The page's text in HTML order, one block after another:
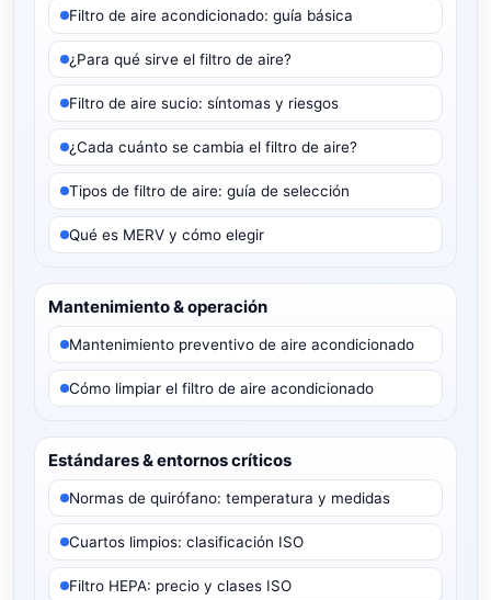
Filtro de aire acondicionado: guía básica
¿Para qué sirve el filtro de aire?
Filtro de aire sucio: síntomas y riesgos
¿Cada cuánto se cambia el filtro de aire?
Tipos de filtro de aire: guía de selección
Qué es MERV y cómo elegir
Mantenimiento & operación
Mantenimiento preventivo de aire acondicionado
Cómo limpiar el filtro de aire acondicionado
Estándares & entornos críticos
Normas de quirófano: temperatura y medidas
Cuartos limpios: clasificación ISO
Filtro HEPA: precio y clases ISO